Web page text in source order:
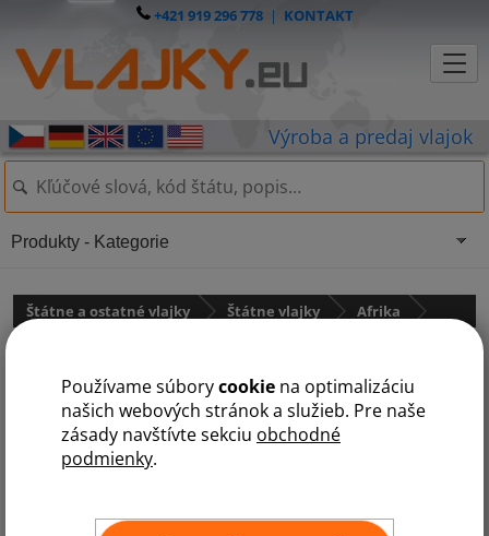
Používame súborycookie na optimalizáciu
našich webových stránok a služieb. Pre naše
zásady navštívte sekciu obchodné
podmienky.
+421 919 296 778| KONTAKT
Štátne a ostatné vlajky Štátne vlajky Afrika
Kongo
Produkty - Kategorie